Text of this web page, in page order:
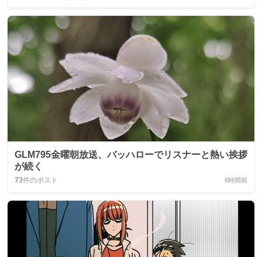
GLM795金曜朝放送、バッハローでリスナーと熱い挨拶
が続く
73件のポスト 6時間前